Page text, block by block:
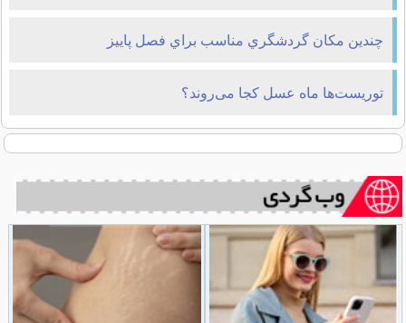
چندين مكان گردشگري مناسب براي فصل پاييز
توریست‌ها ماه عسل کجا می‌روند؟